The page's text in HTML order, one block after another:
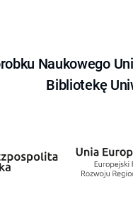
Naukowego
Bibliotekę